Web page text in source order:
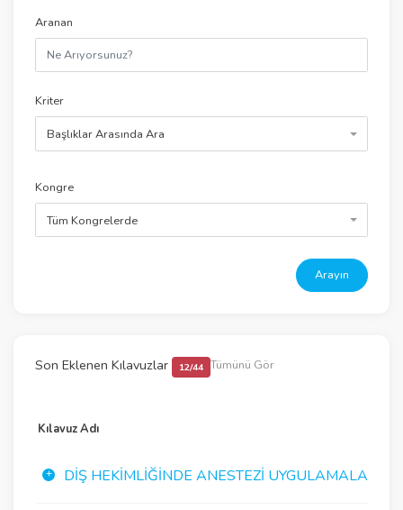
Aranan
Kriter
Başlıklar Arasında Ara
Kongre
Tüm Kongrelerde
Arayın
Son Eklenen Kılavuzlar 12/44 Tümünü Gör
Kılavuz Adı
DIŞ HEKIMLIĞINDE ANESTEZI UYGULAMALARI